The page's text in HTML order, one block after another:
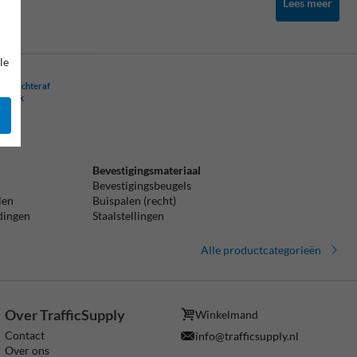
Lees meer
achteraf
Bevestigingsmateriaal
Bevestigingsbeugels
Buispalen (recht)
Staalstellingen
Alle productcategorieën
Over TrafficSupply
Contact
Over ons
Winkelmand
info@trafficsupply.nl